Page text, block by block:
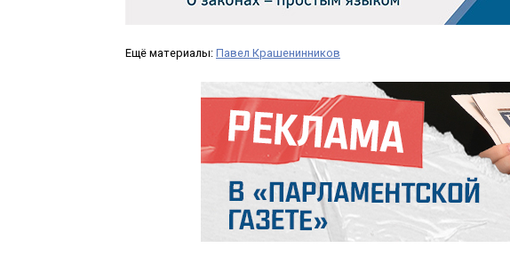
Ещё материалы: Павел Крашенинников